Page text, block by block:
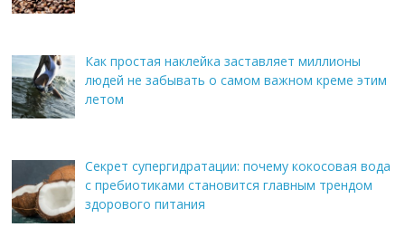
Как простая наклейка заставляет миллионы
людей не забывать о самом важном креме этим
летом
Секрет супергидратации: почему кокосовая вода
с пребиотиками становится главным трендом
здорового питания